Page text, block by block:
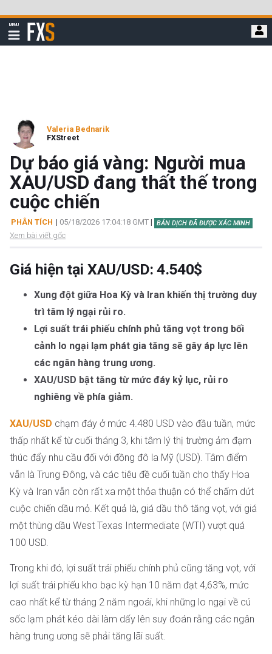
qua
đi
MENU
Hiển
thị
FXStreet
Valeria Bednarik
FXStreet
Dự báo giá vàng: Người mua
XAU/USD đang thất thế trong
cuộc chiến
PHÂN TÍCH | 05/18/2026 17:04:18 GMT | BẢN DỊCH ĐÃ ĐƯỢC XÁC MINH
Xem bài viết gốc
Giá hiện tại XAU/USD: 4.540$
Xung đột giữa Hoa Kỳ và Iran khiến thị trường duy
trì tâm lý ngại rủi ro.
Lợi suất trái phiếu chính phủ tăng vọt trong bối
cảnh lo ngại lạm phát gia tăng sẽ gây áp lực lên
các ngân hàng trung ương.
XAU/USD bật tăng từ mức đáy kỷ lục, rủi ro
nghiêng về phía giảm.
XAU/USD chạm đáy ở mức 4.480 USD vào đầu tuần, mức
thấp nhất kể từ cuối tháng 3, khi tâm lý thị trường ảm đạm
thúc đẩy nhu cầu đối với đồng đô la Mỹ (USD). Tâm điểm
vẫn là Trung Đông, và các tiêu đề cuối tuần cho thấy Hoa
Kỳ và Iran vẫn còn rất xa một thỏa thuận có thể chấm dứt
cuộc chiến dầu mỏ. Kết quả là, giá dầu thô tăng vọt, với giá
một thùng dầu West Texas Intermediate (WTI) vượt quá
100 USD.
Trong khi đó, lợi suất trái phiếu chính phủ cũng tăng vọt, với
lợi suất trái phiếu kho bạc kỳ hạn 10 năm đạt 4,63%, mức
cao nhất kể từ tháng 2 năm ngoái, khi những lo ngại về cú
sốc lạm phát kéo dài làm dấy lên suy đoán rằng các ngân
hàng trung ương sẽ phải tăng lãi suất.